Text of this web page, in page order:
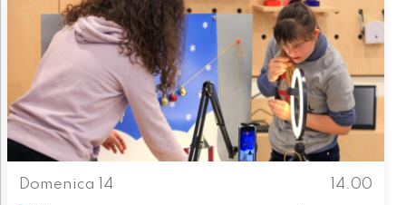
Domenica 14
14.00